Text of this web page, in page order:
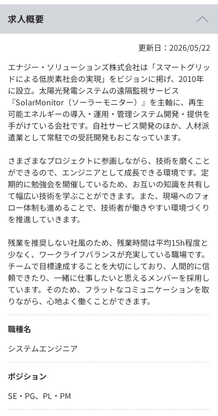
契約内容・クーポン
求人概要
更新日：2026/05/22
エナジー・ソリューションズ株式会社は「スマートグリッ
ドによる低炭素社会の実現」をビジョンに掲げ、2010年
に設立。太陽光発電システムの遠隔監視サービス
『SolarMonitor（ソーラーモニター）』を主軸に、再生
可能エネルギーの導入・運用・管理システム開発・提供を
手がけている会社です。自社サービス開発のほか、人材派
遣業として常駐での受託開発もおこなっています。
さまざまなプロジェクトに参画しながら、技術を磨くこと
ができるので、エンジニアとして成長できる環境です。定
期的に勉強会を開催しているため、お互いの知識を共有し
て幅広い技術を学ぶことができます。また、現場へのフォ
ロー体制も進めることで、技術者が働きやすい環境づくり
を推進していきます。
残業を推奨しない社風のため、残業時間は平均15h程度と
少なく、ワークライフバランスが充実している職場です。
チームで目標達成することを大切にしており、人間的に信
頼できたり、一緒に仕事したいと思えるメンバーを採用し
ています。そのため、フラットなコミュニケーションを取
りながら、心地よく働くことができます。
職種名
システムエンジニア
ポジション
SE・PG、PL・PM